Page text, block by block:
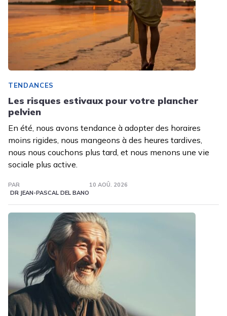
TENDANCES
Les risques estivaux pour votre plancher
pelvien
En été, nous avons tendance à adopter des horaires
moins rigides, nous mangeons à des heures tardives,
nous nous couchons plus tard, et nous menons une vie
sociale plus active.
PAR
DR JEAN-PASCAL DEL BANO
10 AOÛ. 2026